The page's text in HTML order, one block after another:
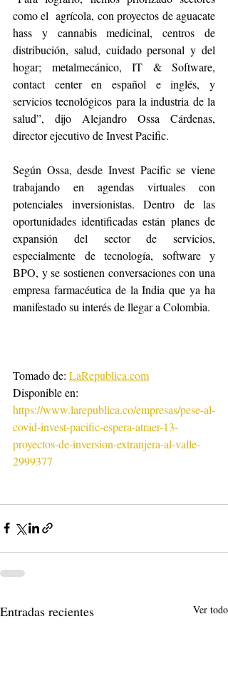
como el  agrícola, con proyectos de aguacate
hass y cannabis medicinal, centros de
distribución, salud, cuidado personal y del
hogar; metalmecánico, IT & Software,
contact center en español e inglés, y
servicios tecnológicos para la industria de la
salud”, dijo Alejandro Ossa Cárdenas,
director ejecutivo de Invest Pacific.
Según Ossa, desde Invest Pacific se viene
trabajando en agendas virtuales con
potenciales inversionistas. Dentro de las
oportunidades identificadas están planes de
expansión del sector de servicios,
especialmente de tecnología, software y
BPO, y se sostienen conversaciones con una
empresa farmacéutica de la India que ya ha
manifestado su interés de llegar a Colombia.
Tomado de: LaRepublica.com
Disponible en:
https://www.larepublica.co/empresas/pese-al-
covid-invest-pacific-espera-atraer-13-
proyectos-de-inversion-extranjera-al-valle-
2999377
Entradas recientes Ver todo